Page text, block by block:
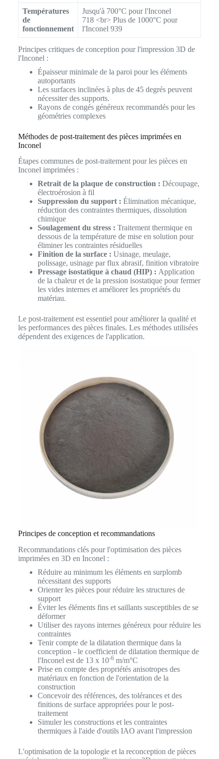
Températures
de
fonctionnement
Jusqu'à 700°C pour l'Inconel
718 <br> Plus de 1000°C pour
l'Inconel 939
Principes critiques de conception pour l'impression 3D de
l'Inconel :
Épaisseur minimale de la paroi pour les éléments
autoportants
Les surfaces inclinées à plus de 45 degrés peuvent
nécessiter des supports.
Rayons de congés généreux recommandés pour les
géométries complexes
Méthodes de post-traitement des pièces imprimées en
Inconel
Étapes communes de post-traitement pour les pièces en
Inconel imprimées :
Retrait de la plaque de construction : Découpage,
électroérosion à fil
Suppression du support : Élimination mécanique,
réduction des contraintes thermiques, dissolution
chimique
Soulagement du stress : Traitement thermique en
dessous de la température de mise en solution pour
éliminer les contraintes résiduelles
Finition de la surface : Usinage, meulage,
polissage, usinage par flux abrasif, finition vibratoire
Pressage isostatique à chaud (HIP) : Application
de la chaleur et de la pression isostatique pour fermer
les vides internes et améliorer les propriétés du
matériau.
Le post-traitement est essentiel pour améliorer la qualité et
les performances des pièces finales. Les méthodes utilisées
dépendent des exigences de l'application.
Principes de conception et recommandations
Recommandations clés pour l'optimisation des pièces
imprimées en 3D en Inconel :
Réduire au minimum les éléments en surplomb
nécessitant des supports
Orienter les pièces pour réduire les structures de
support
Éviter les éléments fins et saillants susceptibles de se
déformer
Utiliser des rayons internes généreux pour réduire les
contraintes
Tenir compte de la dilatation thermique dans la
conception - le coefficient de dilatation thermique de
l'Inconel est de 13 x 10-6m/m°C
Prise en compte des propriétés anisotropes des
matériaux en fonction de l'orientation de la
construction
Concevoir des références, des tolérances et des
finitions de surface appropriées pour le post-
traitement
Simuler les constructions et les contraintes
thermiques à l'aide d'outils IAO avant l'impression
L'optimisation de la topologie et la reconception de pièces